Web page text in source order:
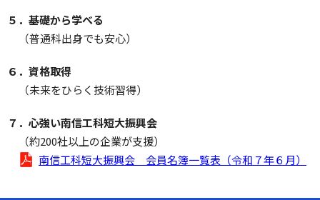
５．基礎から学べる
（普通科出身でも安心）
６．資格取得
（未来をひらく技術習得）
７．心強い南信工科短大振興会
（約200社以上の企業が支援）
南信工科短大振興会 会員名簿一覧表（令和７年６月）